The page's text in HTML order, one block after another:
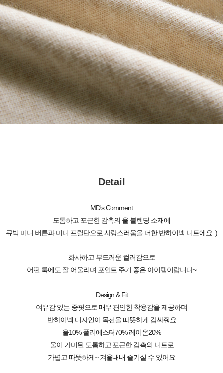
Detail
MD's Comment
도톰하고 포근한 감촉의 울 블렌딩 소재에
큐빅 미니 버튼과 미니 프릴단으로 사랑스러움을 더한 반하이넥 니트에요 :)
화사하고 부드러운 컬러감으로
어떤 룩에도 잘 어울리며 포인트 주기 좋은 아이템이랍니다~
Design & Fit
여유감 있는 중핏으로 매우 편안한 착용감을 제공하며
반하이넥 디자인이 목선을 따뜻하게 감싸줘요
울10% 폴리에스터70% 레이온20%
울이 가미된 도톰하고 포근한 감촉의 니트로
가볍고 따뜻하게~ 겨울내내 즐기실 수 있어요